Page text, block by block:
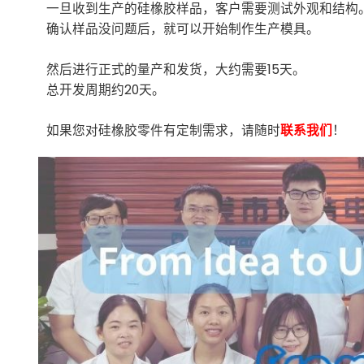
一旦收到生产的硅橡胶样品，客户需要测试外观和结构
确认样品没问题后，就可以开始制作生产模具。
然后进行正式的量产和发货，大约需要15天。
总开发周期约20天。
如果您对硅橡胶零件有定制需求，请随时联系我们 ！